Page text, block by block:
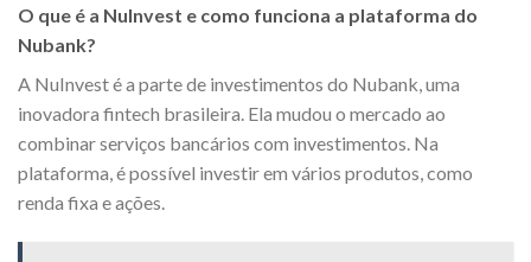
O que é a NuInvest e como funciona a plataforma do
Nubank?
A NuInvest é a parte de investimentos do Nubank, uma
inovadora fintech brasileira. Ela mudou o mercado ao
combinar serviços bancários com investimentos. Na
plataforma, é possível investir em vários produtos, como
renda fixa e ações.